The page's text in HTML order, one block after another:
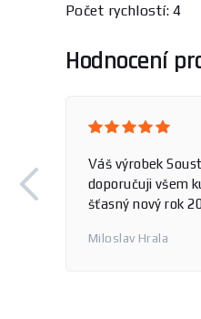
Počet rychlostí: 4
Hodnocení
Váš výrobek
doporučuji všem
šťasný nový rok
Miloslav Hrala